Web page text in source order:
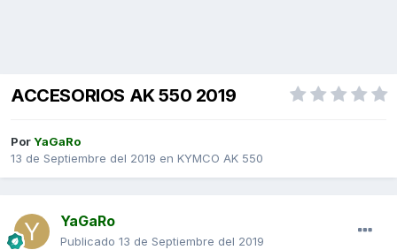
ACCESORIOS AK 550 2019
PorYaGaRo
13 de Septiembre del 2019 en KYMCO AK 550
YaGaRo
Publicado 13 de Septiembre del 2019